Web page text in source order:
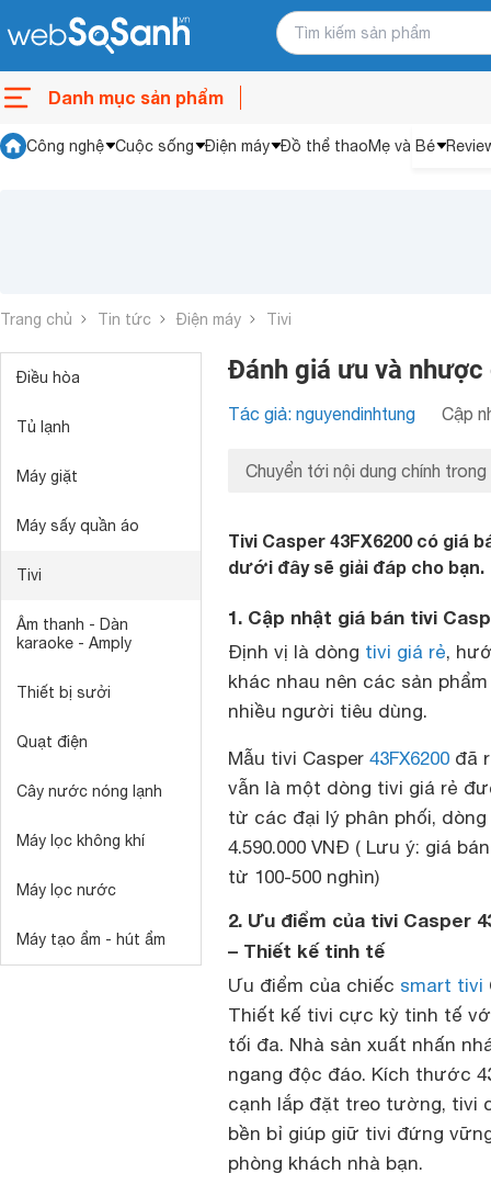
Danh mục sản phẩm
Công nghệ Cuộc sống Điện máy Đồ thể thaoMẹ và Bé
Trang chủ Tin tức Điện máy Tivi
Điều hòa
Tủ lạnh
Máy giặt
Máy sấy quần áo
Tivi
Âm thanh - Dàn
karaoke - Amply
Thiết bị sưởi
Quạt điện
Cây nước nóng lạnh
Máy lọc không khí
Máy lọc nước
Máy tạo ẩm - hút ẩm
Đánh giá ưu và
Tác giả: nguyendinhtung Cập
Chuyển tới nội dung chính trong
Tivi Casper 43FX6200 có giá
dưới đây sẽ giải đáp cho bạn.
1. Cập nhật giá bán tivi
Định vị là dòng tivi giá rẻ,
khác nhau nên các sản
nhiều người tiêu dùng.
Mẫu tivi Casper 43FX6200 đã
vẫn là một dòng tivi giá rẻ
từ các đại lý phân phối, dòng
4.590.000 VNĐ ( Lưu ý: giá
từ 100-500 nghìn)
2. Ưu điểm của tivi Casper
– Thiết kế tinh tế
Ưu điểm của chiếc smart tivi
Thiết kế tivi cực kỳ tinh tế
tối đa. Nhà sản xuất nhấn
ngang độc đáo. Kích thước
cạnh lắp đặt treo tường, tivi
bền bỉ giúp giữ tivi đứng
phòng khách nhà bạn.